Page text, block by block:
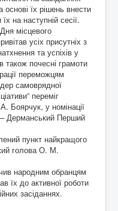
основі їх рішень внести
на наступній сесії.
місцевого
усіх присутніх з
та успіхів у
також почесні грамоти
переможцям
самоврядної
переміг
Боярчук, у номінації
– Дерманський Перший
пункт найкращого
голова О. М.
народним обранцям
їх до активної роботи
засіданнях.